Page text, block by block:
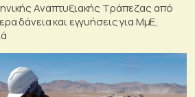
Αναπτυξιακής Τράπεζας από
δάνεια και εγγυήσεις για ΜμΕ,